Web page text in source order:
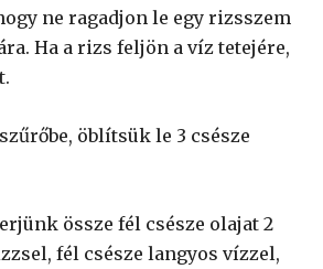
ne ragadjon le egy rizsszem
Ha a rizs feljön a víz tetejére,
öblítsük le 3 csésze
össze fél csésze olajat 2
fél csésze langyos vízzel,